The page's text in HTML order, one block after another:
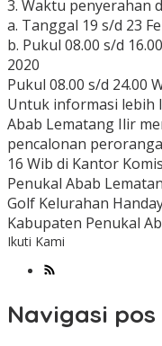
3. Waktu penyerahan
a. Tanggal 19 s/d 23
b. Pukul 08.00 s/d
2020
Pukul 08.00 s/d 24.00
Untuk informasi lebih
Abab Lematang Ilir
pencalonan
16 Wib di Kantor
Penukal Abab
Golf Kelurahan
Kabupaten Penukal
Ikuti Kami
Navigasi pos